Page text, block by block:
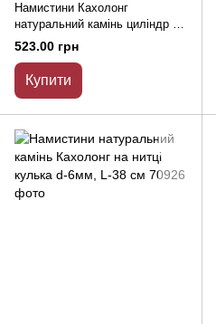
Намистини Кахолонг
натуральний камінь циліндр d-
10х14мм + - L-38см + - на
523.00 грн
Купити